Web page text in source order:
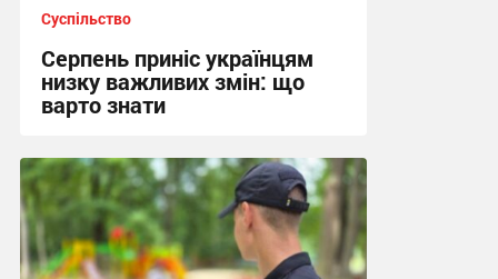
Суспільство
Серпень приніс українцям
низку важливих змін: що
варто знати
22:18, 2.08.2026